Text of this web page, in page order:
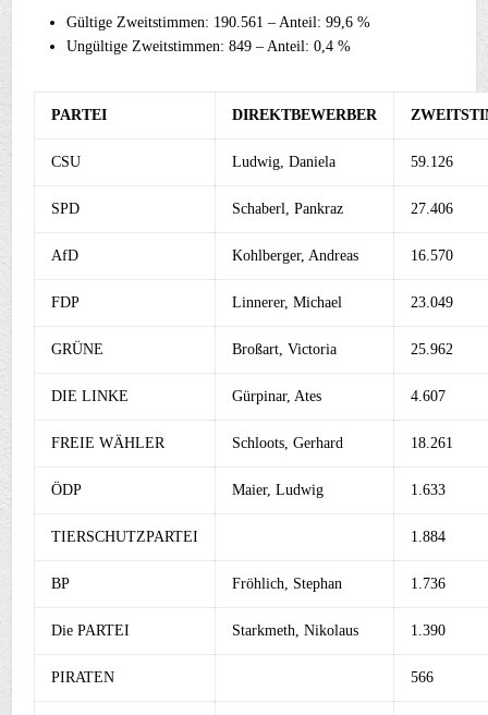
Gültige Zweitstimmen: 190.561 – Anteil: 99,6 %
Ungültige Zweitstimmen: 849 – Anteil: 0,4 %
PARTEI DIREKTBEWERBER
CSU Ludwig, Daniela 59.126
SPD Schaberl, Pankraz 27.406
AfD Kohlberger, Andreas 16.570
FDP Linnerer, Michael 23.049
GRÜNE Broßart, Victoria 25.962
DIE LINKE Gürpinar, Ates 4.607
FREIE WÄHLER Schloots, Gerhard 18.261
ÖDP Maier, Ludwig 1.633
TIERSCHUTZPARTEI 1.884
BP Fröhlich, Stephan 1.736
Die PARTEI Starkmeth, Nikolaus 1.390
PIRATEN 566